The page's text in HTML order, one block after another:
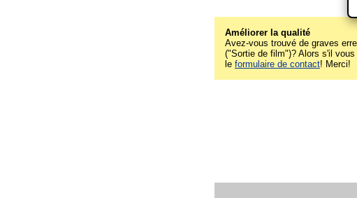
Améliorer la qualité
Avez-vous trouvé de graves
("Sortie de film")? Alors s'il
le formulaire de contact! Merci!